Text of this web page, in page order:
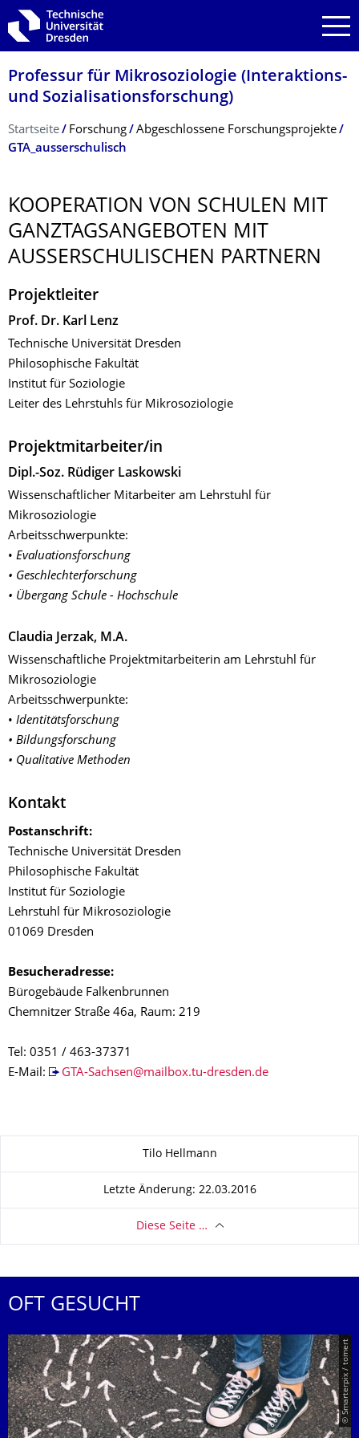
Zur Hauptnavigation springen
Zur Suche springen
Zum Inhalt springen
Professur für Mikrosoziologie (Interaktions-
und Sozialisationsfor­schung)
Breadcrumb-Menü
Startseite Forschung
Abgeschlossene Forschungsprojekte
GTA_ausserschulisch
KOOPERATION VON SCHULEN MIT
GANZTAGSANGEBO­TEN MIT
AUSSERSCHULI­SCHEN PARTNERN
Projektleiter
Prof. Dr. Karl Lenz
Technische Universität Dresden
Philosophische Fakultät
Institut für Soziologie
Leiter des Lehrstuhls für Mikrosoziologie
Projektmitarbeiter/in
Dipl.-Soz. Rüdiger Laskowski
Wissenschaftlicher Mitarbeiter am Lehrstuhl für
Mikrosoziologie
Arbeitsschwerpunkte:
• Evaluationsforschung
• Geschlechterforschung
• Übergang Schule - Hochschule
Claudia Jerzak, M.A.
Wissenschaftliche Projektmitarbeiterin am Lehrstuhl für
Mikrosoziologie
Arbeitsschwerpunkte:
• Identitätsforschung
• Bildungsforschung
• Qualitative Methoden
Kontakt
Postanschrift:
Technische Universität Dresden
Philosophische Fakultät
Institut für Soziologie
Lehrstuhl für Mikrosoziologie
01069 Dresden
Besucheradresse:
Bürogebäude Falkenbrunnen
Chemnitzer Straße 46a, Raum: 219
Tel: 0351 / 463-37371
E-Mail:
GTA-Sachsen@mailbox.tu-dresden.de
Tilo Hellmann
Letzte Änderung: 22.03.2016
Diese Seite …
OFT GESUCHT
© Smarterpix / tomert